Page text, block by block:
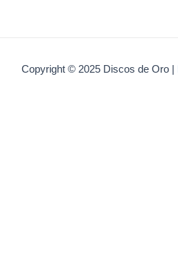
Copyright © 2025 Discos de Oro |